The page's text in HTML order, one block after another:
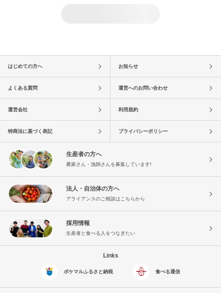
はじめての方へ お知らせ
よくある質問 運営へのお問い合わせ
運営会社 利用規約
特商法に基づく表記 プライバシーポリシー
生産者の方へ
農家さん・漁師さんを募集しています!
法人・自治体の方へ
アライアンスのご相談はこちらから
採用情報
生産者と食べる人をつなぎたい
Links
ポケマルふるさと納税 食べる通信